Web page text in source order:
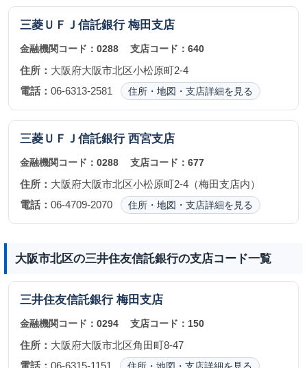
三菱ＵＦＪ信託銀行 梅田支店
金融機関コード： 0288 支店コード：640
住所： 大阪府大阪市北区小松原町2-4
電話： 06-6313-2581 住所・地図・支店詳細を見る
三菱ＵＦＪ信託銀行 西宮支店
金融機関コード： 0288 支店コード：677
住所： 大阪府大阪市北区小松原町2-4（梅田支店内）
電話： 06-4709-2070 住所・地図・支店詳細を見る
大阪市北区の三井住友信託銀行の支店コード一覧
三井住友信託銀行 梅田支店
金融機関コード： 0294 支店コード： 150
住所： 大阪府大阪市北区角田町8-47
電話： 06-6315-1151